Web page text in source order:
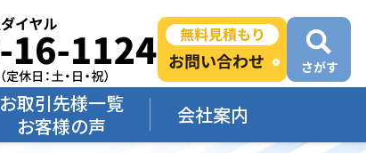
お取引先様一覧
お客様の声
会社案内